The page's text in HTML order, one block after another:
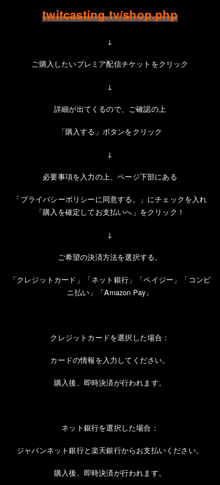
twitcasting.tv/shop.php
↓
ご購入したいプレミア配信チケットをクリック
↓
詳細が出てくるので、ご確認の上
「購入する」ボタンをクリック
↓
必要事項を入力の上、ページ下部にある
「プライバシーポリシーに同意する。」にチェックを入れ
「購入を確定してお支払いへ」をクリック！
↓
ご希望の決済方法を選択する。
「クレジットカード」「ネット銀行」「ペイジー」「コンビ
ニ払い」「Amazon Pay 」
クレジットカードを選択した場合：
カードの情報を入力してください。
購入後、即時決済が行われます。
ネット銀行を選択した場合：
ジャパンネット銀行と楽天銀行からお支払いください。
購入後、即時決済が行われます。